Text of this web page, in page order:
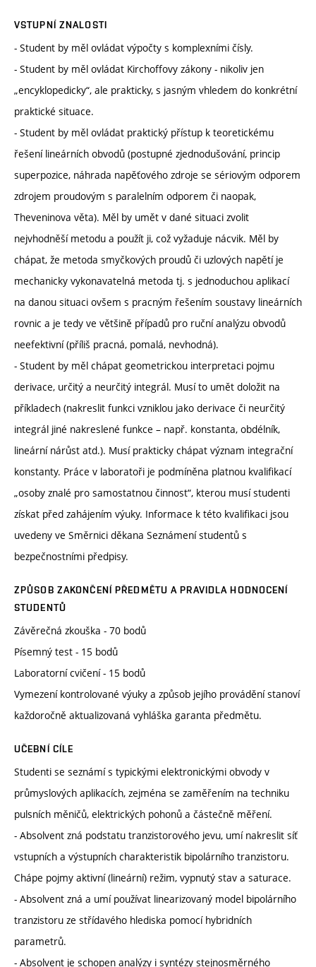
VSTUPNÍ ZNALOSTI
- Student by měl ovládat výpočty s komplexními čísly.
- Student by měl ovládat Kirchoffovy zákony - nikoliv jen
„encyklopedicky“, ale prakticky, s jasným vhledem do konkrétní
praktické situace.
- Student by měl ovládat praktický přístup k teoretickému
řešení lineárních obvodů (postupné zjednodušování, princip
superpozice, náhrada napěťového zdroje se sériovým odporem
zdrojem proudovým s paralelním odporem či naopak,
Theveninova věta). Měl by umět v dané situaci zvolit
nejvhodněší metodu a použít ji, což vyžaduje nácvik. Měl by
chápat, že metoda smyčkových proudů či uzlových napětí je
mechanicky vykonavatelná metoda tj. s jednoduchou aplikací
na danou situaci ovšem s pracným řešením soustavy lineárních
rovnic a je tedy ve většině případů pro ruční analýzu obvodů
neefektivní (příliš pracná, pomalá, nevhodná).
- Student by měl chápat geometrickou interpretaci pojmu
derivace, určitý a neurčitý integrál. Musí to umět doložit na
příkladech (nakreslit funkci vzniklou jako derivace či neurčitý
integrál jiné nakreslené funkce – např. konstanta, obdélník,
lineární nárůst atd.). Musí prakticky chápat význam integrační
konstanty. Práce v laboratoři je podmíněna platnou kvalifikací
„osoby znalé pro samostatnou činnost“, kterou musí studenti
získat před zahájením výuky. Informace k této kvalifikaci jsou
uvedeny ve Směrnici děkana Seznámení studentů s
bezpečnostními předpisy.
ZPŮSOB ZAKONČENÍ PŘEDMĚTU A PRAVIDLA HODNOCENÍ
STUDENTŮ
Závěrečná zkouška - 70 bodů
Písemný test - 15 bodů
Laboratorní cvičení - 15 bodů
Vymezení kontrolované výuky a způsob jejího provádění stanoví
každoročně aktualizovaná vyhláška garanta předmětu.
UČEBNÍ CÍLE
Studenti se seznámí s typickými elektronickými obvody v
průmyslových aplikacích, zejména se zaměřením na techniku
pulsních měničů, elektrických pohonů a částečně měření.
- Absolvent zná podstatu tranzistorového jevu, umí nakreslit síť
vstupních a výstupních charakteristik bipolárního tranzistoru.
Chápe pojmy aktivní (lineární) režim, vypnutý stav a saturace.
- Absolvent zná a umí používat linearizovaný model bipolárního
tranzistoru ze střídavého hlediska pomocí hybridních
parametrů.
- Absolvent je schopen analýzy i syntézy stejnosměrného